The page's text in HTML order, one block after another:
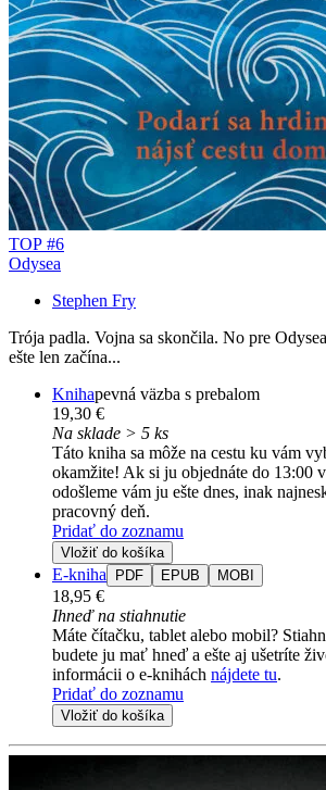
TOP #6
Odysea
Stephen Fry
Trója padla. Vojna sa skončila. No pre
ešte len začína...
Knihapevná väzba s prebalom
19,30 €
Na sklade > 5 ks
Táto kniha sa môže na cestu ku vám
okamžite! Ak si ju objednáte do 13:00
odošleme vám ju ešte dnes, inak
pracovný deň.
Pridať do zoznamu
Vložiť do košíka
E-kniha PDF EPUB MOBI
18,95 €
Ihneď na stiahnutie
Máte čítačku, tablet alebo mobil?
budete ju mať hneď a ešte aj ušetríte
informácii o e-knihách nájdete tu.
Pridať do zoznamu
Vložiť do košíka